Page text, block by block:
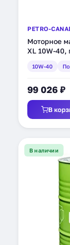
PETRO-
Моторное
XL 10W-40,
10W-40
99 026 ₽
В
В наличии